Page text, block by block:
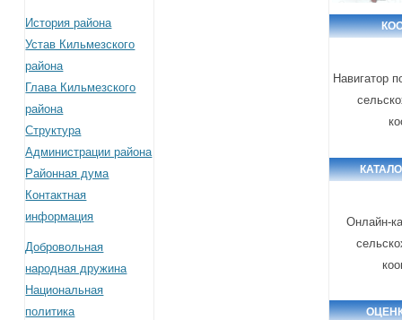
История района
Устав Кильмезского
района
Глава Кильмезского
района
Структура
Администрации района
Районная дума
Контактная
информация
Добровольная
народная дружина
Национальная
политика
Навигатор
Онлайн-